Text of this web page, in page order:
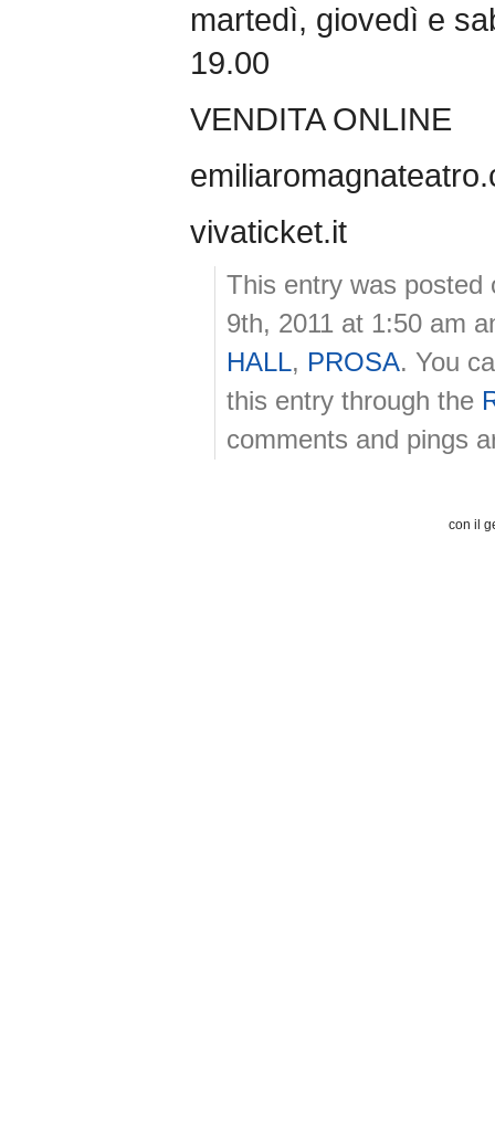
martedì, giovedì e
19.00
VENDITA ONLINE
vivaticket.it
This entry was posted
9th, 2011 at 1:50 am
HALL, PROSA. You
this entry through the
comments and pings
con il